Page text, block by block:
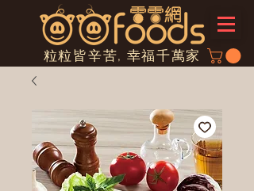
粒粒皆辛苦, 幸福千萬家